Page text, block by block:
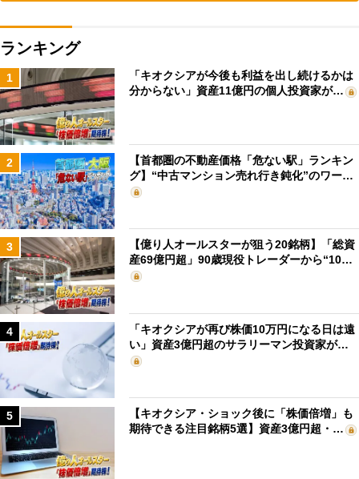
ランキング
1
「キオクシアが今後も利益を出し続けるかは
分からない」資産11億円の個人投資家が…
2
【首都圏の不動産価格「危ない駅」ランキン
グ】“中古マンション売れ行き鈍化”のワー…
3
【億り人オールスターが狙う20銘柄】「総資
産69億円超」90歳現役トレーダーから“10…
4
「キオクシアが再び株価10万円になる日は遠
い」資産3億円超のサラリーマン投資家が…
5
【キオクシア・ショック後に「株価倍増」も
期待できる注目銘柄5選】資産3億円超・…